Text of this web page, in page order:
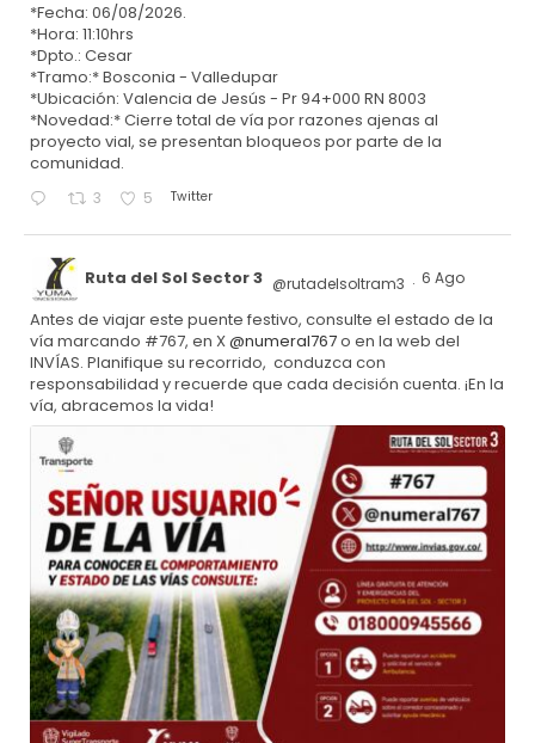
*Fecha: 06/08/2026.
*Hora: 11:10hrs
*Dpto.: Cesar
*Tramo:* Bosconia - Valledupar
*Ubicación: Valencia de Jesús - Pr 94+000 RN 8003
*Novedad:* Cierre total de vía por razones ajenas al
proyecto vial, se presentan bloqueos por parte de la
comunidad.
3 5 Twitter
Ruta del Sol Sector 3 @rutadelsoltram3 · 6 Ago
Antes de viajar este puente festivo, consulte el estado de la
vía marcando #767, en X@numeral767o en la web del
INVÍAS. Planifique su recorrido, conduzca con
responsabilidad y recuerde que cada decisión cuenta. ¡En la
vía, abracemos la vida!